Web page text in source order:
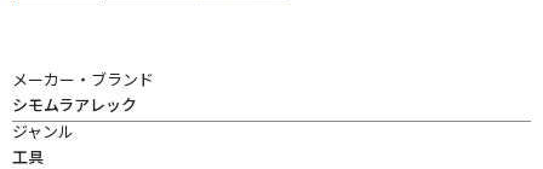
メーカー・ブランド
シモムラアレック
ジャンル
工具